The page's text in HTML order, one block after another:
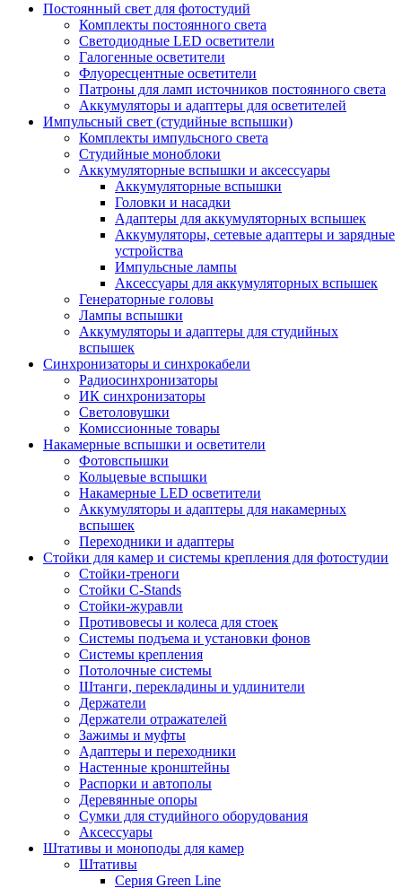
Постоянный свет для фотостудий
Комплекты постоянного света
Светодиодные LED осветители
Галогенные осветители
Флуоресцентные осветители
Патроны для ламп источников постоянного света
Аккумуляторы и адаптеры для осветителей
Импульсный свет (студийные вспышки)
Комплекты импульсного света
Студийные моноблоки
Аккумуляторные вспышки и аксессуары
Аккумуляторные вспышки
Головки и насадки
Адаптеры для аккумуляторных вспышек
Аккумуляторы, сетевые адаптеры и зарядные
устройства
Импульсные лампы
Аксессуары для аккумуляторных вспышек
Генераторные головы
Лампы вспышки
Аккумуляторы и адаптеры для студийных
вспышек
Синхронизаторы и синхрокабели
Радиосинхронизаторы
ИК синхронизаторы
Светоловушки
Комиссионные товары
Накамерные вспышки и осветители
Фотовспышки
Кольцевые вспышки
Накамерные LED осветители
Аккумуляторы и адаптеры для накамерных
вспышек
Переходники и адаптеры
Стойки для камер и системы крепления для фотостудии
Стойки-треноги
Стойки C-Stands
Стойки-журавли
Противовесы и колеса для стоек
Системы подъема и установки фонов
Системы крепления
Потолочные системы
Штанги, перекладины и удлинители
Держатели
Держатели отражателей
Зажимы и муфты
Адаптеры и переходники
Настенные кронштейны
Распорки и автополы
Деревянные опоры
Сумки для студийного оборудования
Аксессуары
Штативы и моноподы для камер
Штативы
Серия Green Line